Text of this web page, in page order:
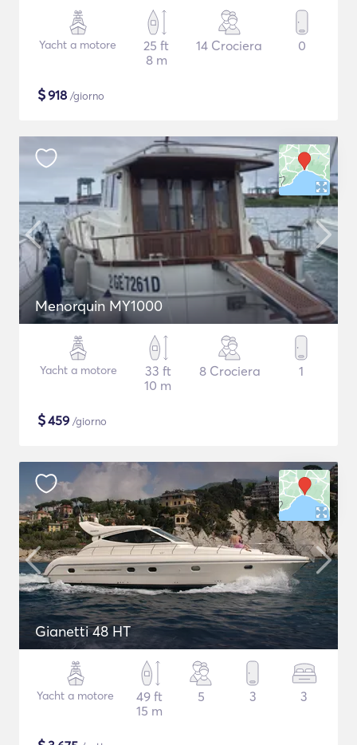
Yacht a motore
25 ft
8 m
14 Crociera 0
$918 /giorno
Menorquin MY1000
Yacht a motore
33 ft
10 m
8 Crociera 1
$459 /giorno
Gianetti 48 HT
Yacht a motore
49 ft
15 m
5 3 3